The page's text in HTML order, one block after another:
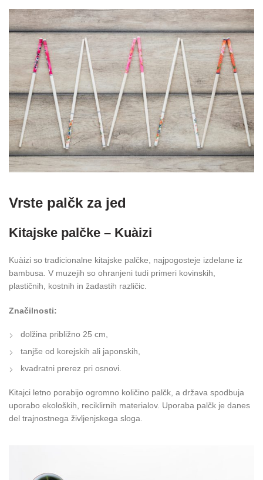
Vrste palčk za jed
Kitajske palčke – Kuàizi
Kuàizi so tradicionalne kitajske palčke, najpogosteje izdelane iz
bambusa. V muzejih so ohranjeni tudi primeri kovinskih,
plastičnih, kostnih in žadastih različic.
Značilnosti:
dolžina približno 25 cm,
tanjše od korejskih ali japonskih,
kvadratni prerez pri osnovi.
Kitajci letno porabijo ogromno količino palčk, a država spodbuja
uporabo ekoloških, reciklirnih materialov. Uporaba palčk je danes
del trajnostnega življenjskega sloga.